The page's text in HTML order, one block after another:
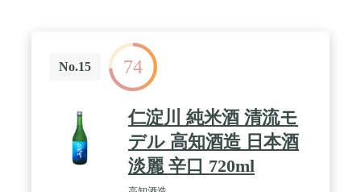
No.15 74
仁淀川 純米酒 清流モ
デル 高知酒造 日本酒
淡麗 辛口 720ml